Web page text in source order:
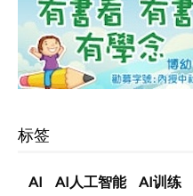
标签
AI AI人工智能 AI训练